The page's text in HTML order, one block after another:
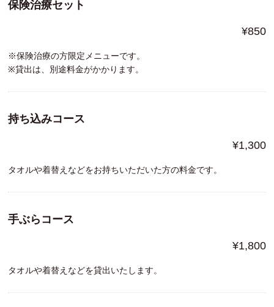
保険治療セット
¥850
※保険治療の方限定メニューです。
※貸出は、別途料金がかかります。
持ち込みコース
¥1,300
タオルや着替えなどをお持ちいただいた方の料金です。
手ぶらコース
¥1,800
タオルや着替えなどを貸出いたします。